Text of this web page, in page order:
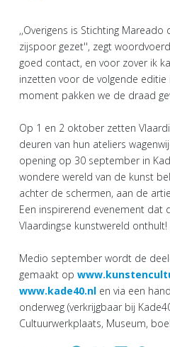
,,Overigens is Stichting
zijspoor gezet'', zegt
goed contact, en voor zover ik
inzetten voor de volgende editie
moment pakken we de draad
Op 1 en 2 oktober zetten
deuren van hun ateliers
opening op 30 september in
wondere wereld van de kunst
achter de schermen, aan de
Een inspirerend evenement dat
Vlaardingse kunstwereld onthult!
Medio september wordt de
gemaakt op
www.kade40.nl en via een
onderweg (verkrijgbaar bij
Cultuurwerkplaats, Museum,